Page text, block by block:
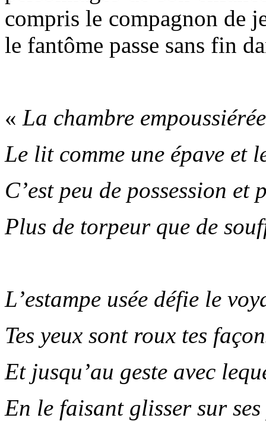
compris le compagnon de
le fantôme passe sans fin
« La chambre
Le lit comme une épave et
C’est peu de possession
Plus de torpeur que de
L’estampe usée défie le
Tes yeux sont roux tes
Et jusqu’au geste avec
En le faisant glisser sur